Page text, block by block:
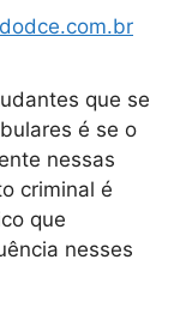
que se
é se o
nessas
criminal é
que
nesses